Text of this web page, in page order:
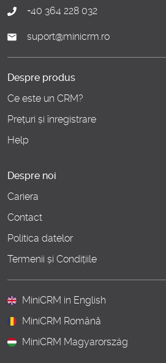
+40 364 228 032
suport@minicrm.ro
Despre produs
Ce este un CRM?
Prețuri și înregistrare
Help
Despre noi
Cariera
Contact
Politica datelor
Termenii și Condițiile
MiniCRM in English
MiniCRM Română
MiniCRM Magyarország